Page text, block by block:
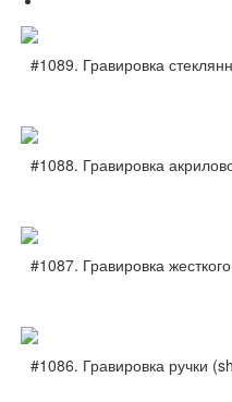
#1089. Гравировка
#1088. Гравировка
#1087. Гравировка
#1086. Гравировка ручки